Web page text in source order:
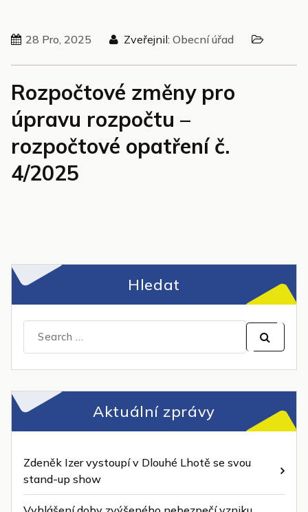
28 Pro, 2025 Zveřejnil: Obecní úřad
Rozpočtové změny pro
úpravu rozpočtu –
rozpočtové opatření č.
4/2025
Hledat
Aktuální zprávy
Zdeněk Izer vystoupí v Dlouhé Lhotě se svou
stand-up show